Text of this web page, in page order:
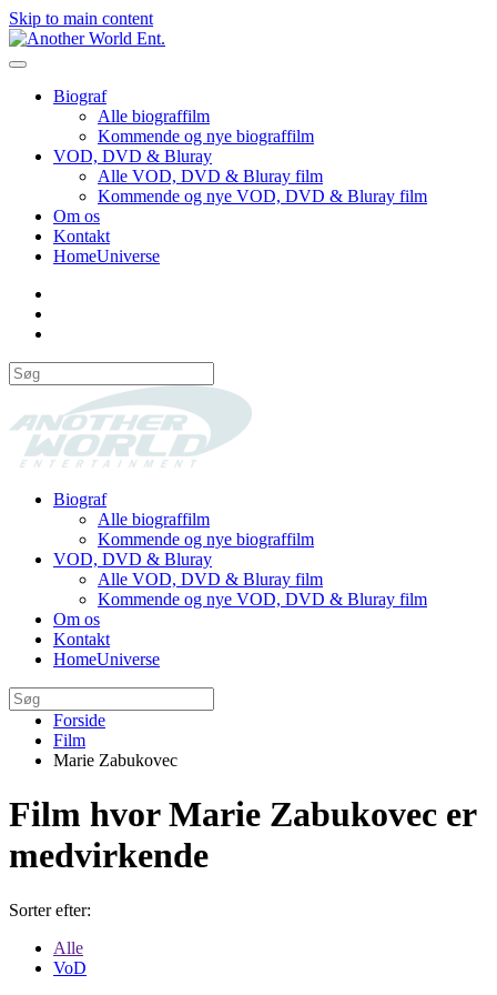
Skip to main content
Biograf
Alle biograffilm
Kommende og nye biograffilm
VOD, DVD & Bluray
Alle VOD, DVD & Bluray film
Kommende og nye VOD, DVD & Bluray film
Om os
Kontakt
HomeUniverse
Biograf
Alle biograffilm
Kommende og nye biograffilm
VOD, DVD & Bluray
Alle VOD, DVD & Bluray film
Kommende og nye VOD, DVD & Bluray film
Om os
Kontakt
HomeUniverse
Forside
Film
Marie Zabukovec
Film hvor Marie Zabukovec er
medvirkende
Sorter efter:
Alle
VoD